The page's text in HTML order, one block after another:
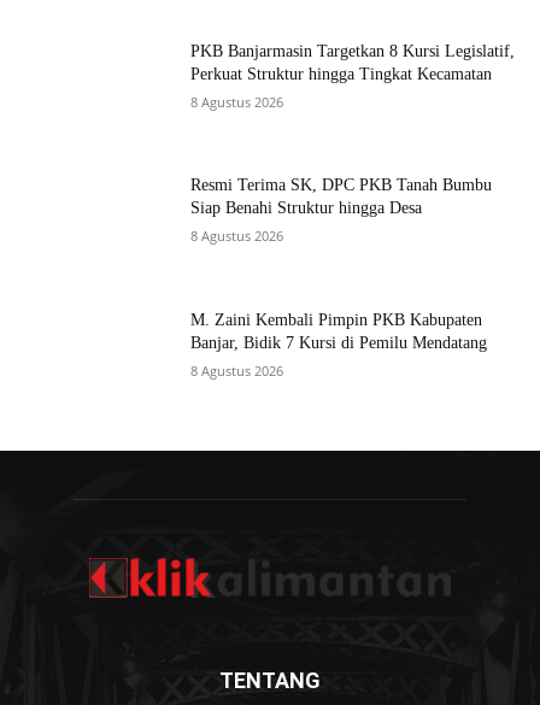
PKB Banjarmasin Targetkan 8 Kursi Legislatif,
Perkuat Struktur hingga Tingkat Kecamatan
8 Agustus 2026
Resmi Terima SK, DPC PKB Tanah Bumbu
Siap Benahi Struktur hingga Desa
8 Agustus 2026
M. Zaini Kembali Pimpin PKB Kabupaten
Banjar, Bidik 7 Kursi di Pemilu Mendatang
8 Agustus 2026
TENTANG